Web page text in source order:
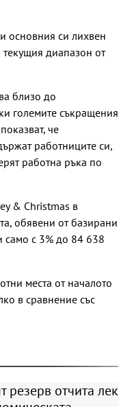
основния си лихвен
диапазон от
близо до
големите съкращения
че
работниците си,
работна ръка по
& Christmas в
обявени от базирани
само с 3% до 84 638
места от началото
в сравнение със
резерв отчита лек